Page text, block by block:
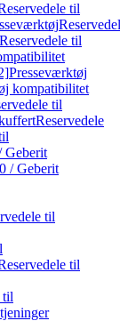
til
Reservedele til
Presseværktøj
kompatibilitet
til
Reservedele
Geberit
/ Geberit
til
til
til